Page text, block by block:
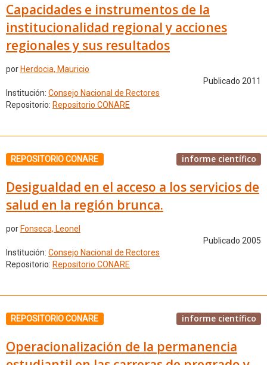
Capacidades e instrumentos de la
institucionalidad regional y acciones
regionales y sus resultados
por Herdocia, Mauricio
Publicado 2011
Institución: Consejo Nacional de Rectores
Repositorio: Repositorio CONARE
REPOSITORIO CONARE informe científico
Desigualdad en el acceso a los servicios de
salud en la región brunca.
por Fonseca, Leonel
Publicado 2005
Institución: Consejo Nacional de Rectores
Repositorio: Repositorio CONARE
REPOSITORIO CONARE informe científico
Operacionalización de la permanencia